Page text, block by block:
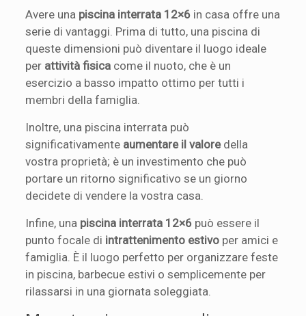
Avere una piscina interrata 12×6 in casa offre una
serie di vantaggi. Prima di tutto, una piscina di
queste dimensioni può diventare il luogo ideale
per attività fisica come il nuoto, che è un
esercizio a basso impatto ottimo per tutti i
membri della famiglia.
Inoltre, una piscina interrata può
significativamente aumentare il valoredella
vostra proprietà; è un investimento che può
portare un ritorno significativo se un giorno
decidete di vendere la vostra casa.
Infine, una piscina interrata 12×6 può essere il
punto focale di intrattenimento estivo per amici e
famiglia. È il luogo perfetto per organizzare feste
in piscina, barbecue estivi o semplicemente per
rilassarsi in una giornata soleggiata.